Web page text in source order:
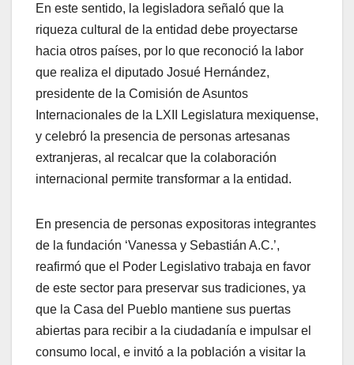
En este sentido, la legisladora señaló que la
riqueza cultural de la entidad debe proyectarse
hacia otros países, por lo que reconoció la labor
que realiza el diputado Josué Hernández,
presidente de la Comisión de Asuntos
Internacionales de la LXII Legislatura mexiquense,
y celebró la presencia de personas artesanas
extranjeras, al recalcar que la colaboración
internacional permite transformar a la entidad.
En presencia de personas expositoras integrantes
de la fundación ‘Vanessa y Sebastián A.C.’,
reafirmó que el Poder Legislativo trabaja en favor
de este sector para preservar sus tradiciones, ya
que la Casa del Pueblo mantiene sus puertas
abiertas para recibir a la ciudadanía e impulsar el
consumo local, e invitó a la población a visitar la